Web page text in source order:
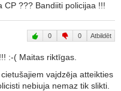
Smerdelji. Kapeec taadi veel straadaa CP ??? Bandiiti policijaa !!!
0 0 Atbildēt
:-( Maitas riktīgas.
vajdzēja atteikties
nebiuja nemaz tik slikti.